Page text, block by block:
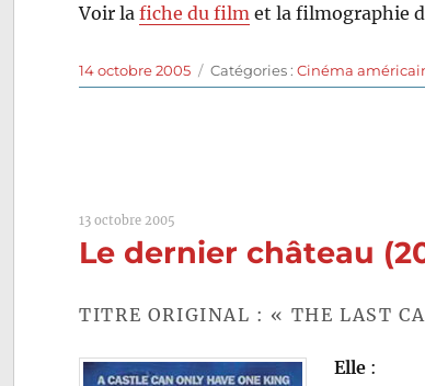
Voir lafiche du film et la filmographie
Publié
le
14 octobre 2005 Catégories
Catégories :Cinéma
13 octobre 2005
Le dernier château
TITRE ORIGINAL : « THE LAST
Elle :